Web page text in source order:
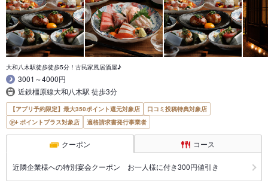
大和八木駅徒歩徒歩5分！古民家風居酒屋♪
3001～4000円
近鉄橿原線大和八木駅 徒歩3分
【アプリ予約限定】最大350ポイント還元対象店
口コミ投稿特典対象店
ポイントプラス対象店
適格請求書発行事業者
クーポン コース
近隣企業様への特別宴会クーポン お一人様に付き300円値引き